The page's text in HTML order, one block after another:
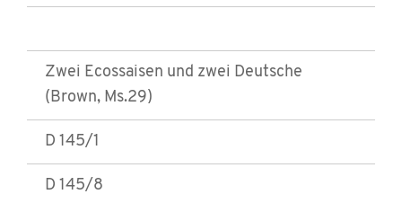
Zwei Ecossaisen und zwei Deutsche
(Brown, Ms.29)
D 145/1
D 145/8